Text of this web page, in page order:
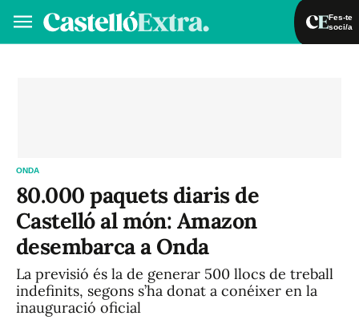
Fes-te
soci/a
ONDA
80.000 paquets diaris de
Castelló al món: Amazon
desembarca a Onda
La previsió és la de generar 500 llocs de treball
indefinits, segons s’ha donat a conéixer en la
inauguració oficial